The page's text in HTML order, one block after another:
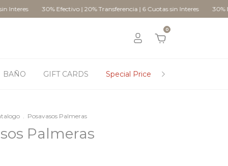
30% Efectivo | 20% Transferencia | 6 Cuotas sin Interes 30% Efectivo |
0
BAÑO GIFT CARDS Special Price
. Posavasos Palmeras
Palmeras